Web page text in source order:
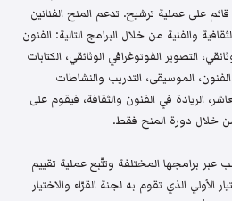
قائم على عملية ترشيح. تدعم المنح الفنانين
والفنية من خلال البرامج التالية: الفنون
التصوير الفوتوغرافي الوثائقي، الكتابات
الموسيقى، التدريب والنشاطات
الريادة في الفنون والثقافة، فيقوم على
خلال دورة المنح فقط.
آفاق سنوياً نحو 1500 طلب عبر برامجها المختلفة وتتّبع عملية تقييم
الأولي الذي تقوم به لجنة القرّاء والاختيار